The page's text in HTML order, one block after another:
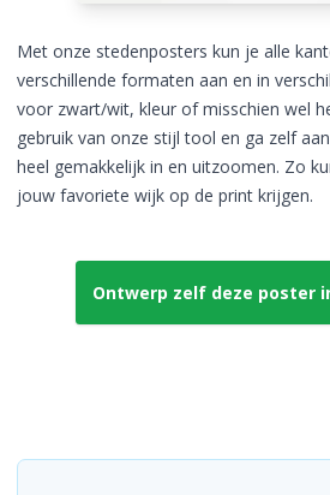
Met onze stedenposters kun je alle
verschillende formaten aan en in
voor zwart/wit, kleur of misschien wel
gebruik van onze stijl tool en ga zelf
heel gemakkelijk in en uitzoomen. Zo
jouw favoriete wijk op de print krijgen.
Ontwerp zelf deze poster